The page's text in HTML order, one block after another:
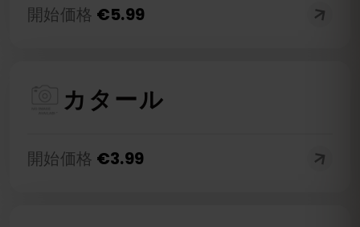
開始価格 €5.99
カタール
開始価格 €3.99